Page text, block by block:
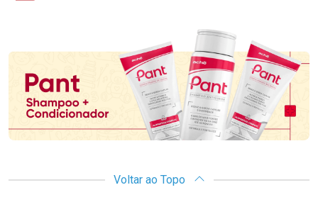
Promoção em Destaque
Voltar ao Topo